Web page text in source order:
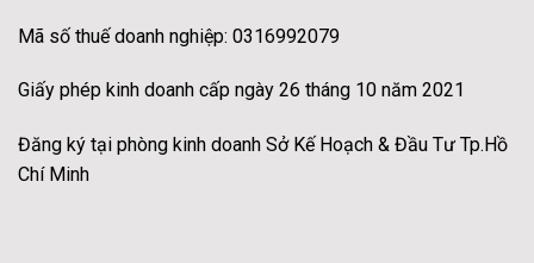
Mã số thuế doanh nghiệp: 0316992079
Giấy phép kinh doanh cấp ngày 26 tháng 10 năm 2021
Đăng ký tại phòng kinh doanh Sở Kế Hoạch & Đầu Tư Tp.Hồ
Chí Minh